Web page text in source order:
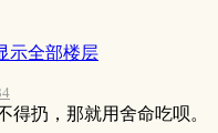
示全部楼层
得扔，那就用舍命吃呗。